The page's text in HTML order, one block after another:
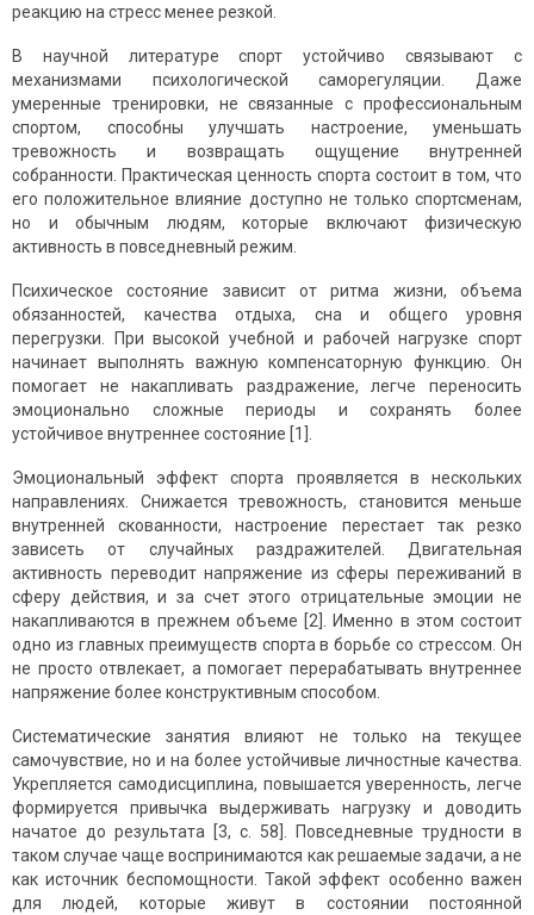
реакцию на стресс менее резкой.
В научной литературе спорт устойчиво связывают с
механизмами психологической саморегуляции. Даже
умеренные тренировки, не связанные с профессиональным
спортом, способны улучшать настроение, уменьшать
тревожность и возвращать ощущение внутренней
собранности. Практическая ценность спорта состоит в том, что
его положительное влияние доступно не только спортсменам,
но и обычным людям, которые включают физическую
активность в повседневный режим.
Психическое состояние зависит от ритма жизни, объема
обязанностей, качества отдыха, сна и общего уровня
перегрузки. При высокой учебной и рабочей нагрузке спорт
начинает выполнять важную компенсаторную функцию. Он
помогает не накапливать раздражение, легче переносить
эмоционально сложные периоды и сохранять более
устойчивое внутреннее состояние [1].
Эмоциональный эффект спорта проявляется в нескольких
направлениях. Снижается тревожность, становится меньше
внутренней скованности, настроение перестает так резко
зависеть от случайных раздражителей. Двигательная
активность переводит напряжение из сферы переживаний в
сферу действия, и за счет этого отрицательные эмоции не
накапливаются в прежнем объеме [2]. Именно в этом состоит
одно из главных преимуществ спорта в борьбе со стрессом. Он
не просто отвлекает, а помогает перерабатывать внутреннее
напряжение более конструктивным способом.
Систематические занятия влияют не только на текущее
самочувствие, но и на более устойчивые личностные качества.
Укрепляется самодисциплина, повышается уверенность, легче
формируется привычка выдерживать нагрузку и доводить
начатое до результата [3, с. 58]. Повседневные трудности в
таком случае чаще воспринимаются как решаемые задачи, а не
как источник беспомощности. Такой эффект особенно важен
для людей, которые живут в состоянии постоянной